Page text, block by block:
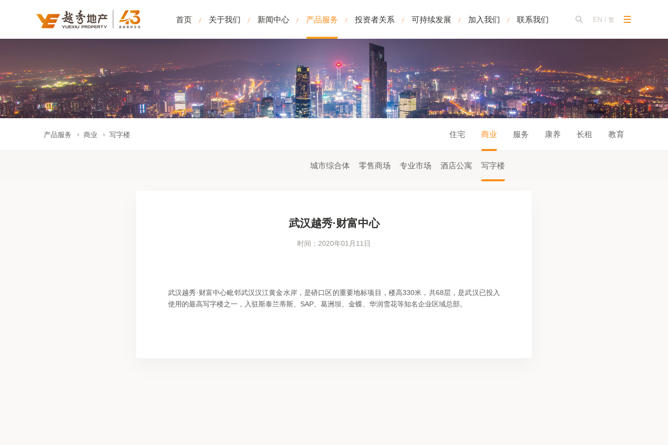
首页 关于我们 新闻中心 产品服务 投资者关系 可持续发展 加入我们 联系我们 EN / 繁
产品服务 商业 写字楼 住宅 商业
城市综合体 零售商场 专业市场 酒店公寓 写字楼
服务 康养 长租 教育
武汉越秀·财富中心
时间：2020年01月11日
武汉越秀·财富中心毗邻武汉汉江黄金水岸，是硚口区的重要地标项目，楼高330米，共68层，是武汉已投入
使用的最高写字楼之一，入驻斯泰兰蒂斯、SAP、葛洲坝、金蝶、华润雪花等知名企业区域总部。